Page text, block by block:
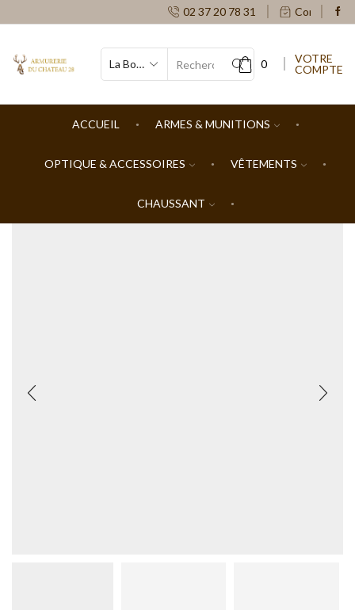
02 37 20 78 31 Contacts
SEARCH
0
VOTRE
COMPTE
ACCUEIL ARMES & MUNITIONS
OPTIQUE & ACCESSOIRES VÊTEMENTS
CHAUSSANT